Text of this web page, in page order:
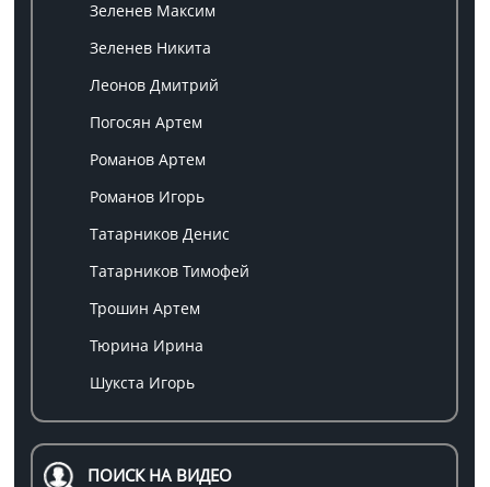
Зеленев Максим
Зеленев Никита
Леонов Дмитрий
Погосян Артем
Романов Артем
Романов Игорь
Татарников Денис
Татарников Тимофей
Трошин Артем
Тюрина Ирина
Шукста Игорь
ПОИСК НА ВИДЕО